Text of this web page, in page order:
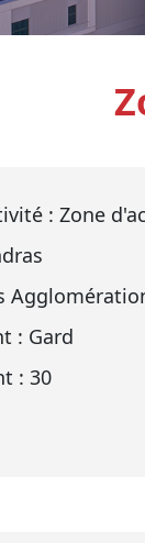
: Zone
: Gard
: 30